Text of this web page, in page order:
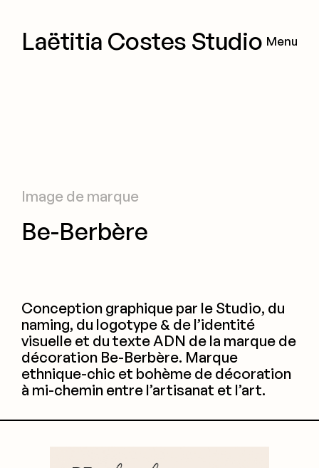
contenuLaëtitia Costes Studio Menu
Image de marque
Be-Berbère
Conception graphique par le Studio, du
naming, du logotype & de l’identité
visuelle et du texte ADN de la marque de
décoration Be-Berbère. Marque
ethnique-chic et bohème de décoration
à mi-chemin entre l’artisanat et l’art.